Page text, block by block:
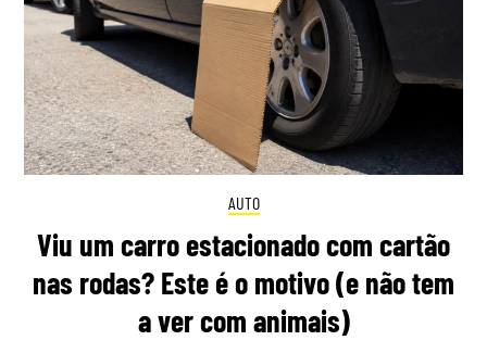
AUTO
Viu um carro estacionado com cartão
nas rodas? Este é o motivo (e não tem
a ver com animais)